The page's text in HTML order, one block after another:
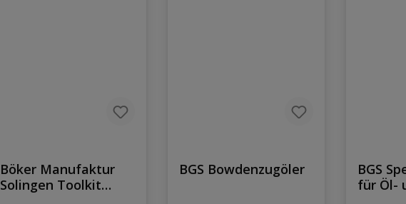
Böker Manufaktur
Solingen Toolkit
BGS Bowdenzugöler
BGS
für Öl-